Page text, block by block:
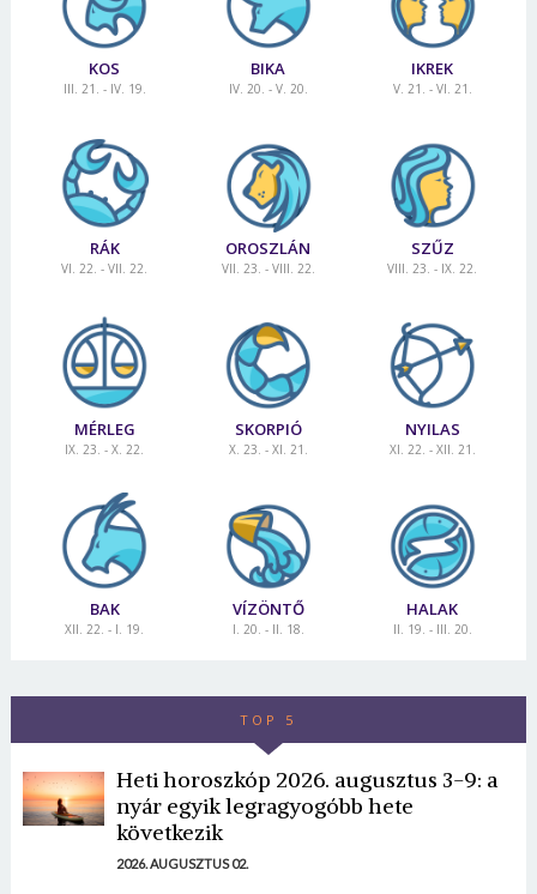
KOS
III. 21. - IV. 19.
BIKA
IV. 20. - V. 20.
IKREK
V. 21. - VI. 21.
RÁK
VI. 22. - VII. 22.
OROSZLÁN
VII. 23. - VIII. 22.
SZŰZ
VIII. 23. - IX. 22.
MÉRLEG
IX. 23. - X. 22.
SKORPIÓ
X. 23. - XI. 21.
NYILAS
XI. 22. - XII. 21.
BAK
XII. 22. - I. 19.
VÍZÖNTŐ
I. 20. - II. 18.
HALAK
II. 19. - III. 20.
TOP 5
Heti horoszkóp 2026. augusztus 3-9: a
nyár egyik legragyogóbb hete
következik
2026. AUGUSZTUS 02.